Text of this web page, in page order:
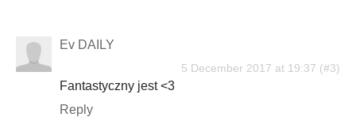
Ev DAILY
5 December 2017 at 19:37
Fantastyczny jest <3
Reply